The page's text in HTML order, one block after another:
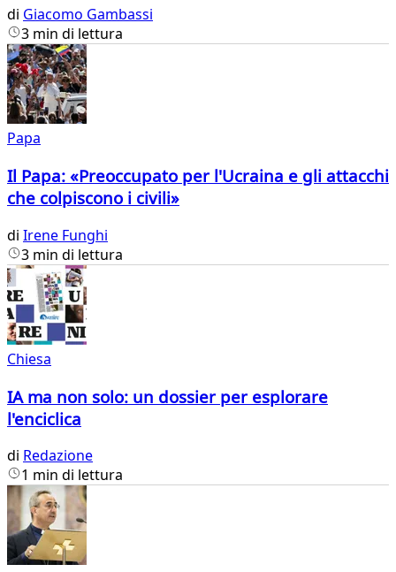
di Giacomo Gambassi
3 min di lettura
Papa
Il Papa: «Preoccupato per l'Ucraina e gli attacchi
che colpiscono i civili»
di Irene Funghi
3 min di lettura
Chiesa
IA ma non solo: un dossier per esplorare
l'enciclica
di Redazione
1 min di lettura